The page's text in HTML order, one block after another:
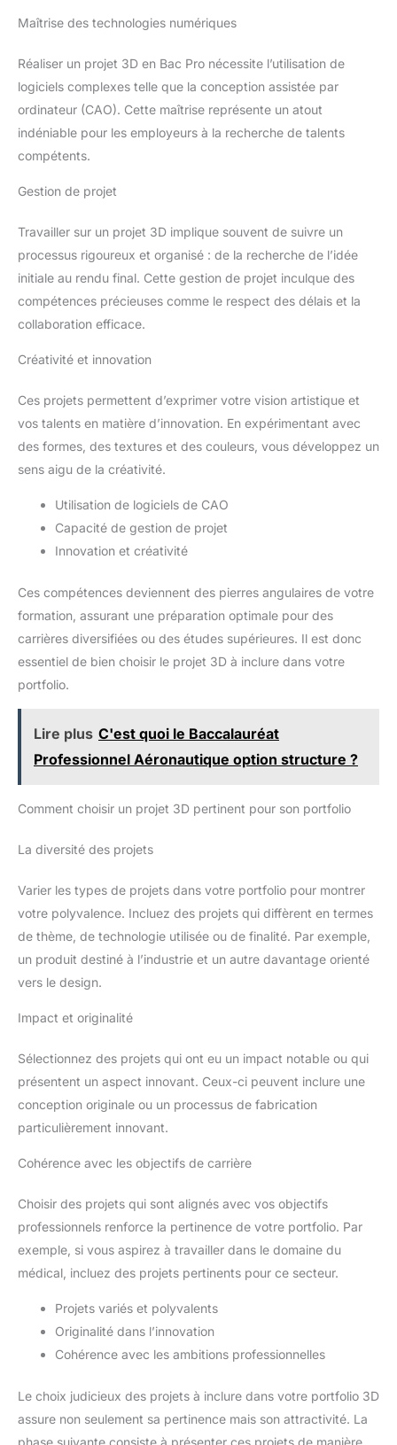
Maîtrise des technologies numériques
Réaliser un projet 3D en Bac Pro nécessite l’utilisation de
logiciels complexes telle que la conception assistée par
ordinateur (CAO). Cette maîtrise représente un atout
indéniable pour les employeurs à la recherche de talents
compétents.
Gestion de projet
Travailler sur un projet 3D implique souvent de suivre un
processus rigoureux et organisé : de la recherche de l’idée
initiale au rendu final. Cette gestion de projet inculque des
compétences précieuses comme le respect des délais et la
collaboration efficace.
Créativité et innovation
Ces projets permettent d’exprimer votre vision artistique et
vos talents en matière d’innovation. En expérimentant avec
des formes, des textures et des couleurs, vous développez un
sens aigu de la créativité.
Utilisation de logiciels de CAO
Capacité de gestion de projet
Innovation et créativité
Ces compétences deviennent des pierres angulaires de votre
formation, assurant une préparation optimale pour des
carrières diversifiées ou des études supérieures. Il est donc
essentiel de bien choisir le projet 3D à inclure dans votre
portfolio.
Lire plus C'est quoi le Baccalauréat
Professionnel Aéronautique option structure ?
Comment choisir un projet 3D pertinent pour son portfolio
La diversité des projets
Varier les types de projets dans votre portfolio pour montrer
votre polyvalence. Incluez des projets qui diffèrent en termes
de thème, de technologie utilisée ou de finalité. Par exemple,
un produit destiné à l’industrie et un autre davantage orienté
vers le design.
Impact et originalité
Sélectionnez des projets qui ont eu un impact notable ou qui
présentent un aspect innovant. Ceux-ci peuvent inclure une
conception originale ou un processus de fabrication
particulièrement innovant.
Cohérence avec les objectifs de carrière
Choisir des projets qui sont alignés avec vos objectifs
professionnels renforce la pertinence de votre portfolio. Par
exemple, si vous aspirez à travailler dans le domaine du
médical, incluez des projets pertinents pour ce secteur.
Projets variés et polyvalents
Originalité dans l’innovation
Cohérence avec les ambitions professionnelles
Le choix judicieux des projets à inclure dans votre portfolio 3D
assure non seulement sa pertinence mais son attractivité. La
phase suivante consiste à présenter ces projets de manière